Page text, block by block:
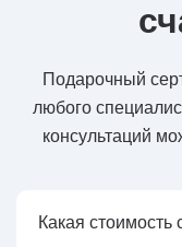
Подарочный
любого
консультаций
Какая стоимость